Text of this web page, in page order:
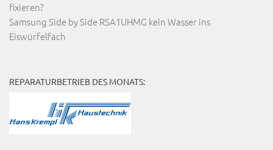
fixieren?
Samsung Side by Side RSA1UHMG kein Wasser ins
Eiswürfelfach
REPARATURBETRIEB DES MONATS: